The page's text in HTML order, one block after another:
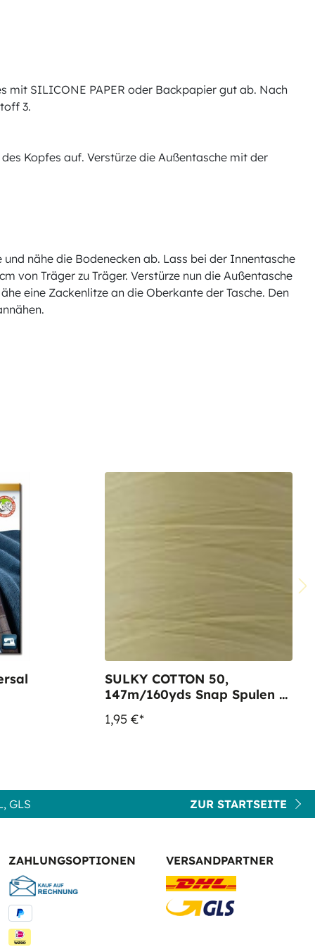
mit SILICONE PAPER oder Backpapier gut ab. Nach
3.
Kopfes auf. Verstürze die Außentasche mit der
nähe die Bodenecken ab. Lass bei der Innentasche
von Träger zu Träger. Verstürze nun die Außentasche
eine Zackenlitze an die Oberkante der Tasche. Den
SULKY COTTON 50,
147m/160yds Snap Spulen -
1,95 €*
GLS ZUR STARTSEITE
ZAHLUNGSOPTIONEN VERSANDPARTNER